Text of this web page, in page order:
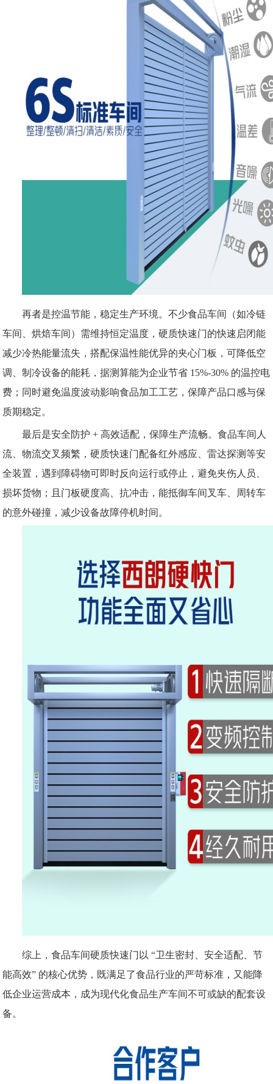
再者是控温节能，稳定生产环境。不少食品车间（如冷链
车间、烘焙车间）需维持恒定温度，硬质快速门的快速启闭能
减少冷热能量流失，搭配保温性能优异的夹心门板，可降低空
调、制冷设备的能耗，据测算能为企业节省 15%-30% 的温控电
费；同时避免温度波动影响食品加工工艺，保障产品口感与保
质期稳定。
最后是安全防护 + 高效适配，保障生产流畅。食品车间人
流、物流交叉频繁，硬质快速门配备红外感应、雷达探测等安
全装置，遇到障碍物可即时反向运行或停止，避免夹伤人员、
损坏货物；且门板硬度高、抗冲击，能抵御车间叉车、周转车
的意外碰撞，减少设备故障停机时间。
综上，食品车间硬质快速门以 “卫生密封、安全适配、节
能高效” 的核心优势，既满足了食品行业的严苛标准，又能降
低企业运营成本，成为现代化食品生产车间不可或缺的配套设
备。